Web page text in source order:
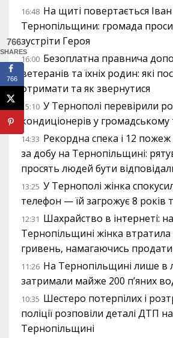
16:48 На щиті повертається
Тернопільщини: громада
зустріти Героя
16:00 Безоплатна правнича
ветеранів та їхніх родин: які
отримати та як звернутися
15:10 У Тернополі перевірили
кондиціонерів у громадському
14:33 Рекордна спека і 12
за добу на Тернопільщині:
просять людей бути
13:25 У Тернополі жінка
телефон — їй загрожує 8 років
12:31 Шахрайство в інтернеті: на
Тернопільщині жінка втратила
гривень, намагаючись продати
11:26 На Тернопільщині лише в
затримали майже 200 п’яних
10:35 Шестеро потерпілих і
поліції розповіли деталі ДТП на
Тернопільщині
766
SHARES
766